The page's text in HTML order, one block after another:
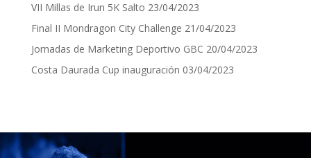
VII Millas de Irun 5K Salto 23/04/2023
Final II Mondragon City Challenge 21/04/2023
Jornadas de Marketing Deportivo GBC 20/04/2023
Costa Daurada Cup inauguración 03/04/2023